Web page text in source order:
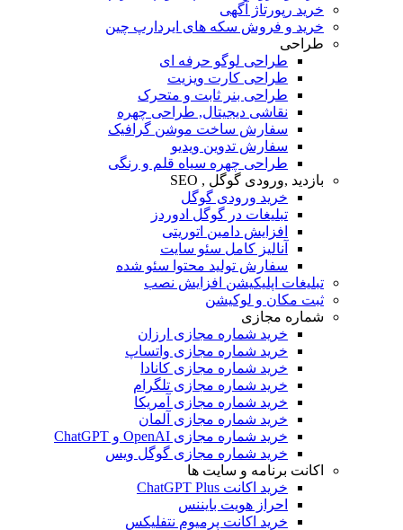
خرید رپورتاژ آگهی
خرید و فروش سکه های ایردارپ چین
طراحی
طراحی لوگو حرفه ای
طراحی کارت ویزیت
طراحی بنر ثابت و متحرک
نقاشی دیجیتال, طراحی چهره
سفارش ساخت موشن گرافیک
سفارش تدوین ویدیو
طراحی چهره سیاه قلم و رنگی
بازدید ,ورودی گوگل , SEO
خرید ورودی گوگل
تبلیغات در گوگل ادوردز
افزایش دامین اتوریتی
آنالیز کامل سئو سایت
سفارش تولید محتوا سئو شده
تبلیغات اپلیکیشن افزایش نصب
ثبت مکان و لوکیشن
شماره مجازی
خرید شماره مجازی ارزان
خرید شماره مجازی واتساپ
خرید شماره مجازی کانادا
خرید شماره مجازی تلگرام
خرید شماره مجازی آمریکا
خرید شماره مجازی آلمان
خرید شماره مجازی OpenAI و ChatGPT
خرید شماره مجازی گوگل ویس
اکانت برنامه و سایت ها
خرید اکانت ChatGPT Plus
احراز هویت بایننس
خرید اکانت پرمیوم نتفلیکس